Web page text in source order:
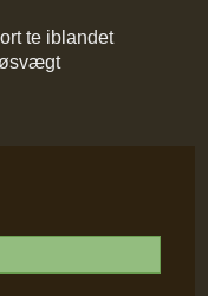
te iblandet